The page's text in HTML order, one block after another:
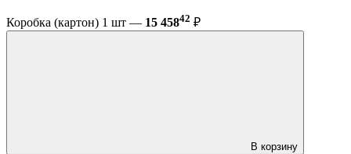
Коробка (картон) 1 шт — 15 45842 ₽
В корзину